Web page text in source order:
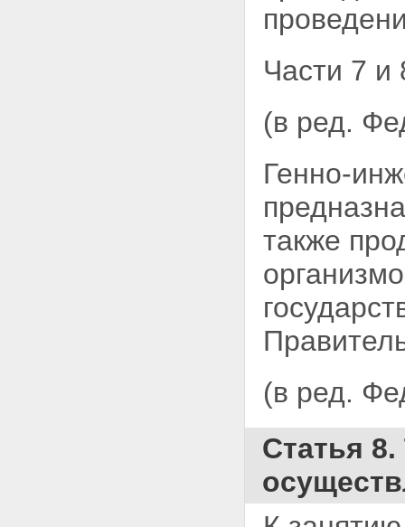
Части 7 и
(в ред.
Генно-
также
(в ред.
Статья